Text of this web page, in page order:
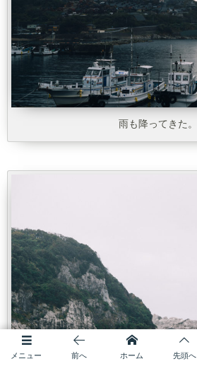
雨も降ってきた。
メニュー 前へ ホーム 先頭へ